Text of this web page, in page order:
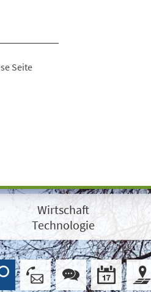
Seite
Wirtschaft
Technologie